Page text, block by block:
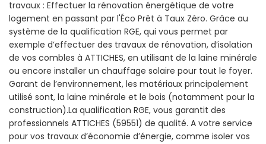
travaux : Effectuer la rénovation énergétique de votre
logement en passant par l'Éco Prêt à Taux Zéro. Grâce au
système de la qualification RGE, qui vous permet par
exemple d’effectuer des travaux de rénovation, d’isolation
de vos combles à ATTICHES, en utilisant de la laine minérale
ou encore installer un chauffage solaire pour tout le foyer.
Garant de l’environnement, les matériaux principalement
utilisé sont, la laine minérale et le bois (notamment pour la
construction).La qualification RGE, vous garantit des
professionnels ATTICHES (59551) de qualité. A votre service
pour vos travaux d’économie d’énergie, comme isoler vos